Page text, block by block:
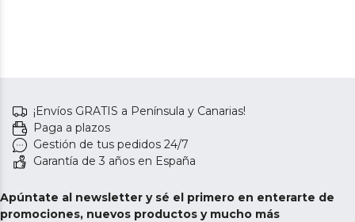
¡Envíos GRATIS a Península y Canarias!
Paga a plazos
Gestión de tus pedidos 24/7
Garantía de 3 años en España
Apúntate al newsletter y sé el primero en enterarte de
promociones, nuevos productos y mucho más